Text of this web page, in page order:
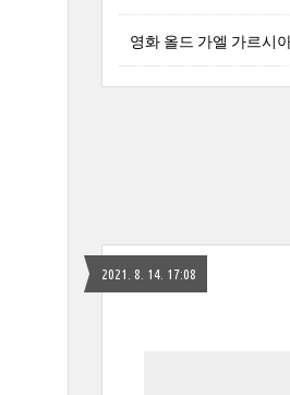
영화 올드 가엘 가르시아
2021. 8. 14. 17:08